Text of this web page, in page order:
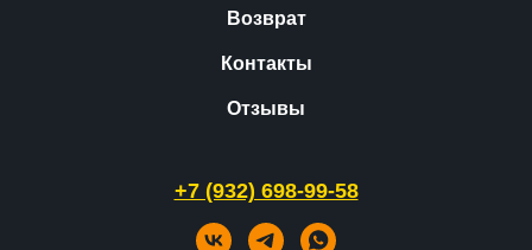
Возврат
Контакты
Отзывы
+7 (932) 698-99-58